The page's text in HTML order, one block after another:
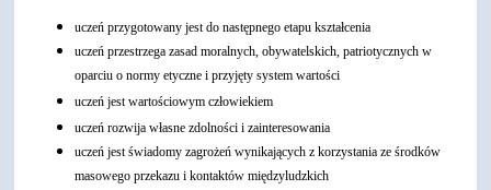
uczeń przygotowany jest do następnego etapu kształcenia
uczeń przestrzega zasad moralnych, obywatelskich, patriotycznych w
oparciu o normy etyczne i przyjęty system wartości
uczeń jest wartościowym człowiekiem
uczeń rozwija własne zdolności i zainteresowania
uczeń jest świadomy zagrożeń wynikających z korzystania ze środków
masowego przekazu i kontaktów międzyludzkich